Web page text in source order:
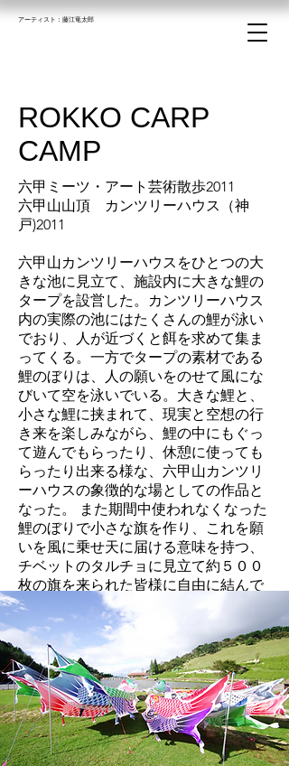
アーティスト：​藤江竜太郎
ROKKO CARP
CAMP
六甲ミーツ・アート芸術散歩2011
六甲山山頂
カンツリーハウス（神
戸)2011
六甲山カンツリーハウスをひとつの大
きな池に見立て、施設内に大きな鯉の
タープを設営した。カンツリーハウス
内の実際の池にはたくさんの鯉が泳い
でおり、人が近づくと餌を求めて集ま
ってくる。一方でタープの素材である
鯉のぼりは、人の願いをのせて風にな
びいて空を泳いでいる。大きな鯉と、
小さな鯉に挟まれて、現実と空想の行
き来を楽しみながら、鯉の中にもぐっ
て遊んでもらったり、休憩に使っても
らったり出来る様な、六甲山カンツリ
ーハウスの象徴的な場としての作品と
なった。 また期間中使われなくなった
鯉のぼりで小さな旗を作り、これを願
いを風に乗せ天に届ける意味を持つ、
チベットのタルチョに見立て約５００
枚の旗を来られた皆様に自由に結んで
頂き、人々の願いを視覚的に移し替え
る試みも行なった。